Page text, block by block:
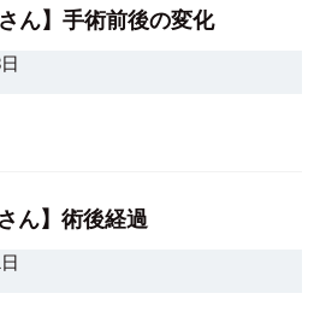
ん】手術前後の変化
ん】術後経過